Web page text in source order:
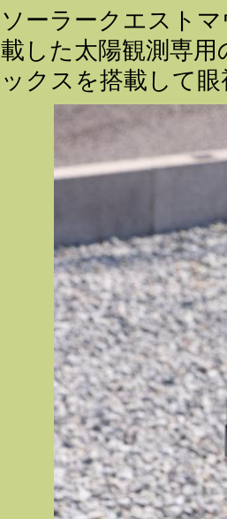
ソーラークエスト
載した太陽観測専
ックスを搭載して